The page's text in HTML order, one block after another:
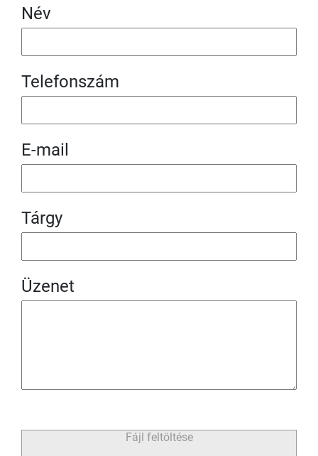
Név
Telefonszám
E-mail
Tárgy
Üzenet
Fájl feltöltése